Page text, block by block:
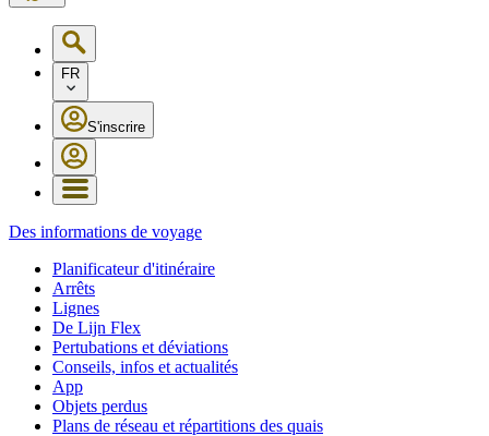
FR
S'inscrire
Des informations de voyage
Planificateur d'itinéraire
Arrêts
Lignes
De Lijn Flex
Pertubations et déviations
Conseils, infos et actualités
App
Objets perdus
Plans de réseau et répartitions des quais